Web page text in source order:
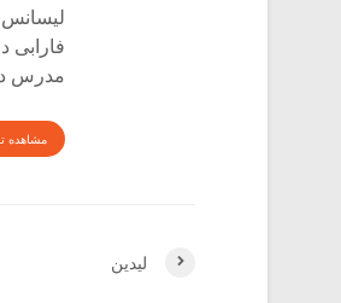
لیسانس
فارابی
مدرس
مشاهده
لیدین